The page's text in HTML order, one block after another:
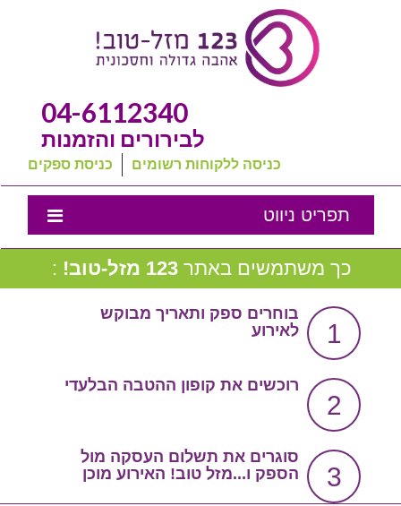
04-6112340
לבירורים והזמנות
כניסת ספקים כניסה ללקוחות רשומים
תפריט ניווט
אמנת השירות
נבחרת המומלצים שלנו
טיפים לחתונה
צור קשר
סרטון הסבר
כך משתמשים באתר 123 מזל-טוב! :
1
בוחרים ספק ותאריך מבוקש
לאירוע
2
רוכשים את קופון ההטבה הבלעדי
3
סוגרים את תשלום העסקה מול
הספק ו...מזל טוב! האירוע מוכן